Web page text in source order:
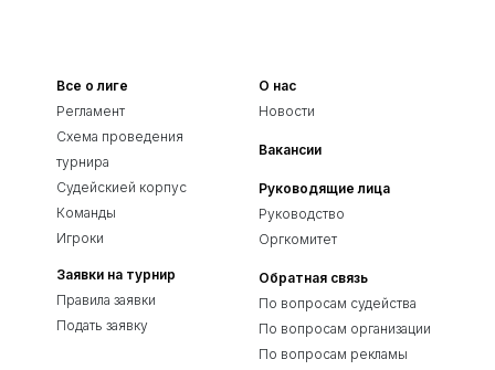
Все о лиге
Регламент
Схема проведения
турнира
Судейскией корпус
Команды
Игроки
Заявки на турнир
Правила заявки
Подать заявку
О нас
Новости
Вакансии
Руководящие лица
Руководство
Оргкомитет
Обратная связь
По вопросам судейства
По вопросам организации
По вопросам рекламы